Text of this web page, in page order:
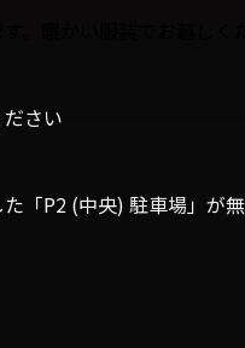
さい
「P2 (中央) 駐車場」が